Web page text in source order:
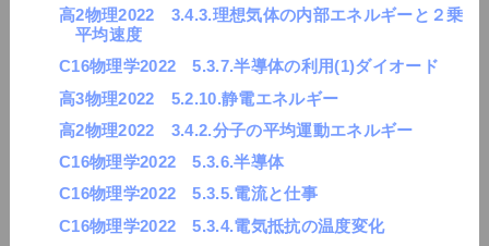
高2物理2022 3.4.3.理想気体の内部エネルギーと２乗
平均速度
C16物理学2022 5.3.7.半導体の利用(1)ダイオード
高3物理2022 5.2.10.静電エネルギー
高2物理2022 3.4.2.分子の平均運動エネルギー
C16物理学2022 5.3.6.半導体
C16物理学2022 5.3.5.電流と仕事
C16物理学2022 5.3.4.電気抵抗の温度変化